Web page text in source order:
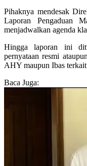
Pihaknya mendesak
Laporan Pengaduan
menjadwalkan agenda
Hingga laporan ini
pernyataan resmi
AHY maupun Ibas
Baca Juga: